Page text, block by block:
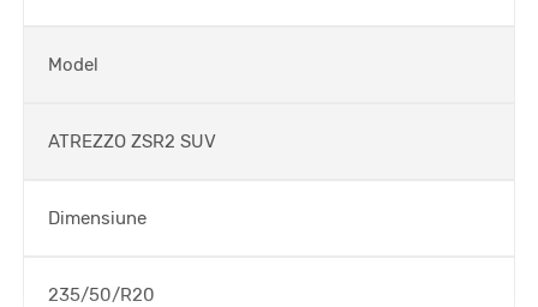
Model
ATREZZO ZSR2 SUV
Dimensiune
235/50/R20